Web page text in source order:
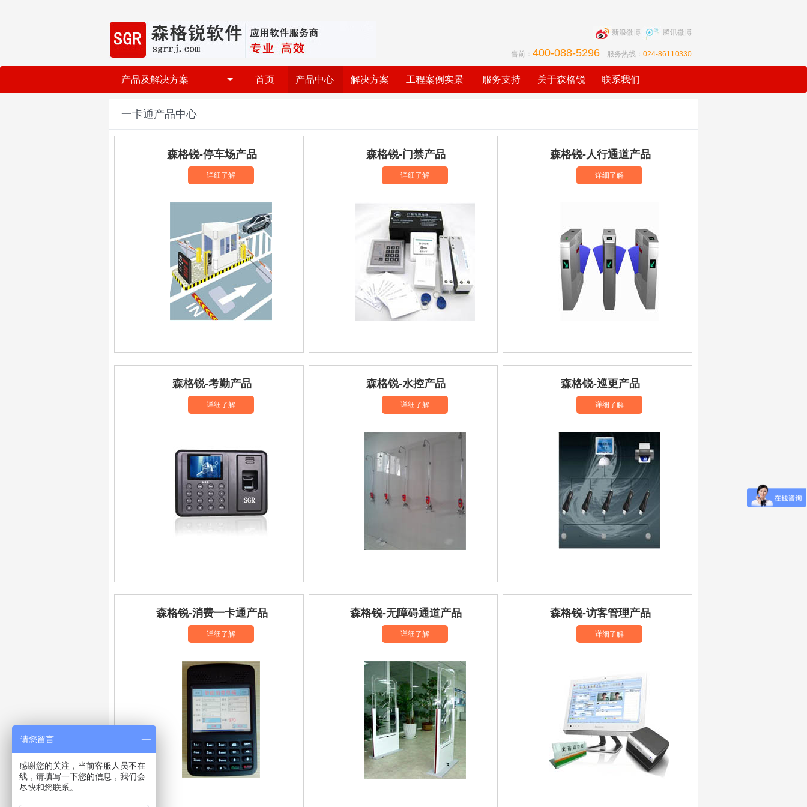
新浪微博 腾讯微博
售前： 400-088-5296 服务热线： 024-86110330
产品及解决方案 首页 产品中心 解决方案 工程案例实景 服务支持 关于森格锐 联系我们
一卡通产品中心
森格锐-停车场产品
详细了解
森格锐-门禁产品
详细了解
森格锐-人行通道产品
详细了解
森格锐-考勤产品
详细了解
森格锐-水控产品
详细了解
森格锐-巡更产品
详细了解
森格锐-消费一卡通产品
详细了解
森格锐-无障碍通道产品
详细了解
森格锐-访客管理产品
详细了解
请您留言
感谢您的关注，当前客服人员不在
线，请填写一下您的信息，我们会
尽快和您联系。